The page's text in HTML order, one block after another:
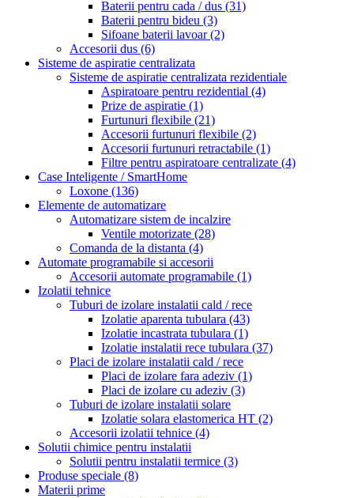
Baterii pentru cada / dus (31)
Baterii pentru bideu (3)
Sifoane baterii lavoar(2)
Accesorii dus (6)
Sisteme de aspiratie centralizata
Sisteme de aspiratie centralizata rezidentiale
Aspiratoare pentru rezidential (4)
Prize de aspiratie (1)
Furtunuri flexibile (21)
Accesorii furtunuri flexibile (2)
Accesorii furtunuri retractabile (1)
Filtre pentru aspiratoare centralizate (4)
Case Inteligente / SmartHome
Loxone (136)
Elemente de automatizare
Automatizare sistem de incalzire
Ventile motorizate (28)
Comanda de la distanta (4)
Automate programabile si accesorii
Accesorii automate programabile (1)
Izolatii tehnice
Tuburi de izolare instalatii cald / rece
Izolatie aparenta tubulara (43)
Izolatie incastrata tubulara (1)
Izolatie instalatii rece tubulara (37)
Placi de izolare instalatii cald / rece
Placi de izolare fara adeziv (1)
Placi de izolare cu adeziv (3)
Tuburi de izolare instalatii solare
Izolatie solara elastomerica HT (2)
Accesorii izolatii tehnice (4)
Solutii chimice pentru instalatii
Solutii pentru instalatii termice (3)
Produse speciale (8)
Materii prime